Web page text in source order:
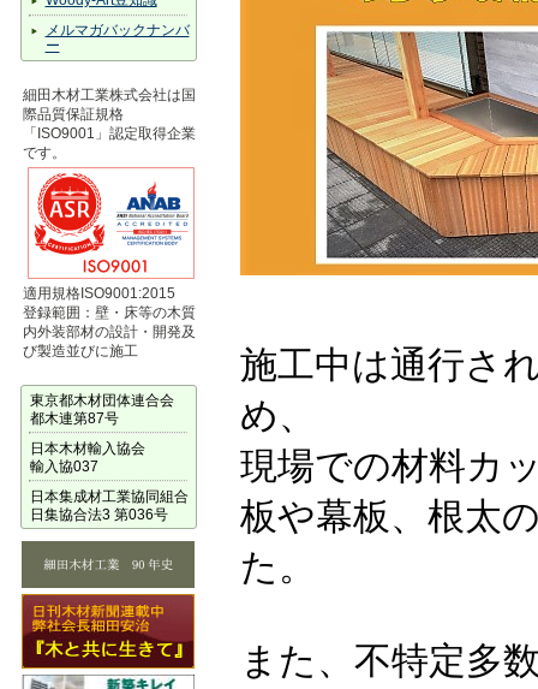
メルマガバックナンバ
ー
細田木材工業株式会社は国
際品質保証規格
「ISO9001」認定取得企業
です。
適用規格ISO9001:2015
登録範囲：壁・床等の木質
内外装部材の設計・開発及
び製造並びに施工
東京都木材団体連合会
都木連第87号
日本木材輸入協会
輸入協037
日本集成材工業協同組合
日集協合法3 第036号
施工中は通行さ
め、
現場での材料カ
板や幕板、根太
た。
また、不特定多